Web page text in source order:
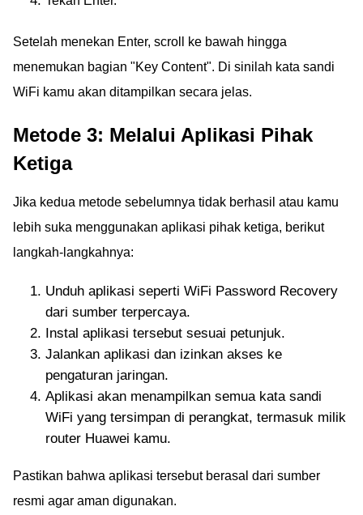
Setelah menekan Enter, scroll ke bawah hingga
menemukan bagian "Key Content". Di sinilah kata sandi
WiFi kamu akan ditampilkan secara jelas.
Metode 3: Melalui Aplikasi Pihak
Ketiga
Jika kedua metode sebelumnya tidak berhasil atau kamu
lebih suka menggunakan aplikasi pihak ketiga, berikut
langkah-langkahnya:
Unduh aplikasi seperti WiFi Password Recovery
dari sumber terpercaya.
Instal aplikasi tersebut sesuai petunjuk.
Jalankan aplikasi dan izinkan akses ke
pengaturan jaringan.
Aplikasi akan menampilkan semua kata sandi
WiFi yang tersimpan di perangkat, termasuk milik
router Huawei kamu.
Pastikan bahwa aplikasi tersebut berasal dari sumber
resmi agar aman digunakan.